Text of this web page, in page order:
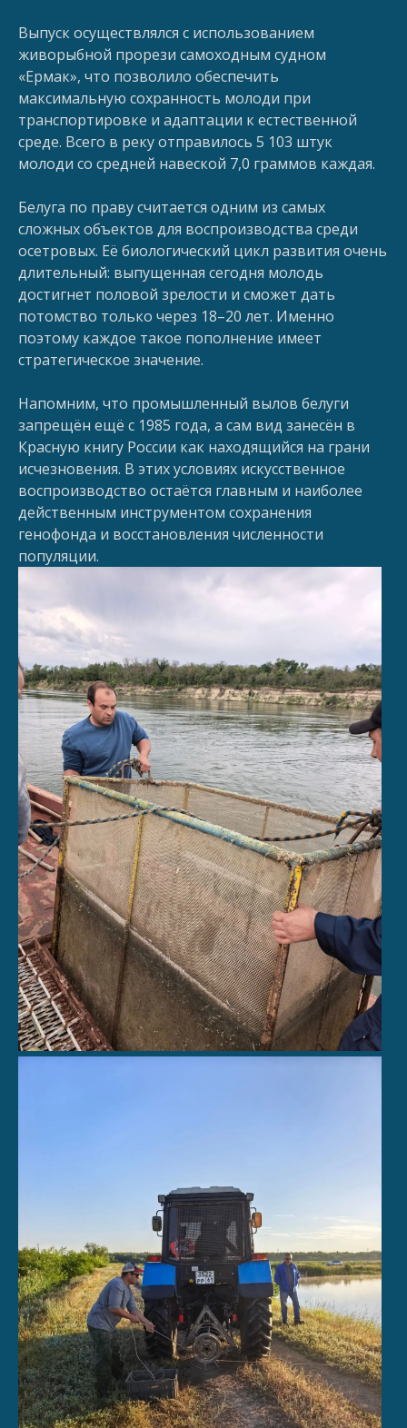
Выпуск осуществлялся с использованием
живорыбной прорези самоходным судном
«Ермак», что позволило обеспечить
максимальную сохранность молоди при
транспортировке и адаптации к естественной
среде. Всего в реку отправилось 5 103 штук
молоди со средней навеской 7,0 граммов каждая.
Белуга по праву считается одним из самых
сложных объектов для воспроизводства среди
осетровых. Её биологический цикл развития очень
длительный: выпущенная сегодня молодь
достигнет половой зрелости и сможет дать
потомство только через 18–20 лет. Именно
поэтому каждое такое пополнение имеет
стратегическое значение.
Напомним, что промышленный вылов белуги
запрещён ещё с 1985 года, а сам вид занесён в
Красную книгу России как находящийся на грани
исчезновения. В этих условиях искусственное
воспроизводство остаётся главным и наиболее
действенным инструментом сохранения
генофонда и восстановления численности
популяции.